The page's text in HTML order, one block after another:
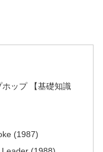
ホップ 【基礎知識
(1987)